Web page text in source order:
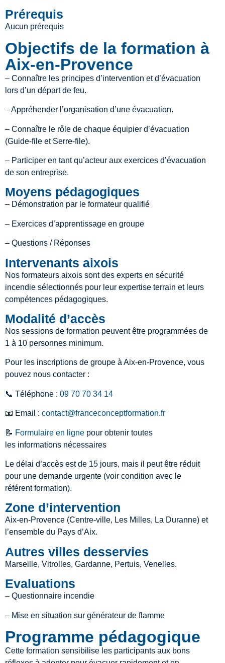
Prérequis
Aucun prérequis
Objectifs de la formation à
Aix-en-Provence
– Connaître les principes d’intervention et d’évacuation
lors d’un départ de feu.
– Appréhender l’organisation d’une évacuation.
– Connaître le rôle de chaque équipier d’évacuation
(Guide-file et Serre-file).
– Participer en tant qu’acteur aux exercices d’évacuation
de son entreprise.
Moyens pédagogiques
– Démonstration par le formateur qualifié
– Exercices d’apprentissage en groupe
– Questions / Réponses
Intervenants aixois
Nos formateurs aixois sont des experts en sécurité
incendie sélectionnés pour leur expertise terrain et leurs
compétences pédagogiques.
Modalité d’accès
Nos sessions de formation peuvent être programmées de
1 à 10 personnes minimum.
Pour les inscriptions de groupe à Aix-en-Provence, vous
pouvez nous contacter :
📞 Téléphone : 09 70 70 34 14
📧 Email : contact@franceconceptformation.fr
📝 Formulaire en ligne pour obtenir toutes
les informations nécessaires
Le délai d’accès est de 15 jours, mais il peut être réduit
pour une demande urgente (voir condition avec le
référent formation).
Zone d’intervention
Aix-en-Provence (Centre-ville, Les Milles, La Duranne) et
l’ensemble du Pays d’Aix.
Autres villes desservies
Marseille, Vitrolles, Gardanne, Pertuis, Venelles.
Evaluations
– Questionnaire incendie
– Mise en situation sur générateur de flamme
Programme pédagogique
Cette formation sensibilise les participants aux bons